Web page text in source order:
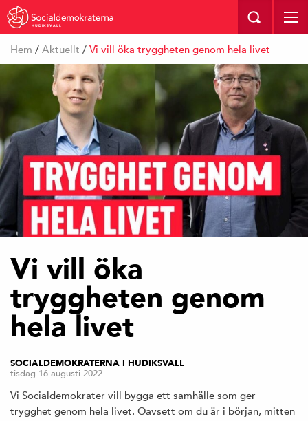
HUDIKSVALL
Hem / Aktuellt / Vi vill öka tryggheten genom hela livet
Vi vill öka
tryggheten genom
hela livet
SOCIALDEMOKRATERNA I HUDIKSVALL
tisdag 16 augusti 2022
Vi Socialdemokrater vill bygga ett samhälle som ger
trygghet genom hela livet. Oavsett om du är i början, mitten